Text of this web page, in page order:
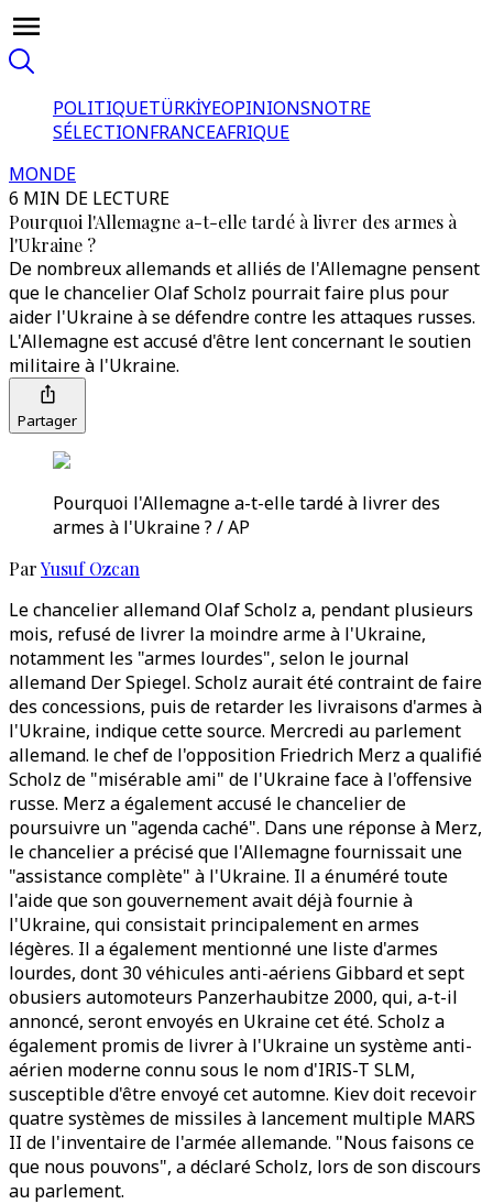
POLITIQUETÜRKİYEOPINIONSNOTRE
SÉLECTIONFRANCEAFRIQUE
MONDE
6 MIN DE LECTURE
Pourquoi l'Allemagne a-t-elle tardé à livrer des armes à
l'Ukraine ?
De nombreux allemands et alliés de l'Allemagne pensent
que le chancelier Olaf Scholz pourrait faire plus pour
aider l'Ukraine à se défendre contre les attaques russes.
L'Allemagne est accusé d'être lent concernant le soutien
militaire à l'Ukraine.
Partager
Pourquoi l'Allemagne a-t-elle tardé à livrer des
armes à l'Ukraine ? / AP
ParYusuf Ozcan
Le chancelier allemand Olaf Scholz a, pendant plusieurs
mois, refusé de livrer la moindre arme à l'Ukraine,
notamment les "armes lourdes", selon le journal
allemand Der Spiegel. Scholz aurait été contraint de faire
des concessions, puis de retarder les livraisons d'armes à
l'Ukraine, indique cette source. Mercredi au parlement
allemand. le chef de l'opposition Friedrich Merz a qualifié
Scholz de "misérable ami" de l'Ukraine face à l'offensive
russe. Merz a également accusé le chancelier de
poursuivre un "agenda caché". Dans une réponse à Merz,
le chancelier a précisé que l'Allemagne fournissait une
"assistance complète" à l'Ukraine. Il a énuméré toute
l'aide que son gouvernement avait déjà fournie à
l'Ukraine, qui consistait principalement en armes
légères. Il a également mentionné une liste d'armes
lourdes, dont 30 véhicules anti-aériens Gibbard et sept
obusiers automoteurs Panzerhaubitze 2000, qui, a-t-il
annoncé, seront envoyés en Ukraine cet été. Scholz a
également promis de livrer à l'Ukraine un système anti-
aérien moderne connu sous le nom d'IRIS-T SLM,
susceptible d'être envoyé cet automne. Kiev doit recevoir
quatre systèmes de missiles à lancement multiple MARS
II de l'inventaire de l'armée allemande. "Nous faisons ce
que nous pouvons", a déclaré Scholz, lors de son discours
au parlement.